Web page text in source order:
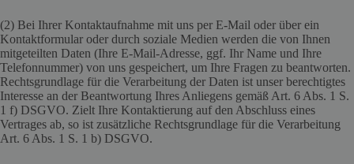
(2) Bei Ihrer Kontaktaufnahme mit uns per E-Mail oder über ein
Kontaktformular oder durch soziale Medien werden die von Ihnen
mitgeteilten Daten (Ihre E-Mail-Adresse, ggf. Ihr Name und Ihre
Telefonnummer) von uns gespeichert, um Ihre Fragen zu beantworten.
Rechtsgrundlage für die Verarbeitung der Daten ist unser berechtigtes
Interesse an der Beantwortung Ihres Anliegens gemäß Art. 6 Abs. 1 S.
1 f) DSGVO. Zielt Ihre Kontaktierung auf den Abschluss eines
Vertrages ab, so ist zusätzliche Rechtsgrundlage für die Verarbeitung
Art. 6 Abs. 1 S. 1 b) DSGVO.